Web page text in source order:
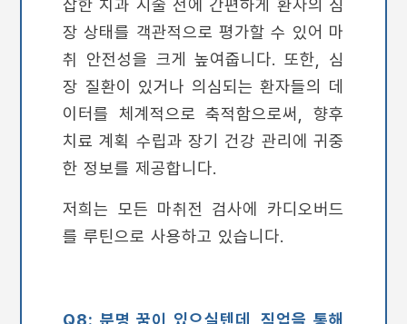
잡한 치과 시술 전에 간편하게 환자의 심
장 상태를 객관적으로 평가할 수 있어 마
취 안전성을 크게 높여줍니다. 또한, 심
장 질환이 있거나 의심되는 환자들의 데
이터를 체계적으로 축적함으로써, 향후
치료 계획 수립과 장기 건강 관리에 귀중
한 정보를 제공합니다.
저희는 모든 마취전 검사에 카디오버드
를 루틴으로 사용하고 있습니다.
Q8: 분명 꿈이 있으실텐데, 직업을 통해